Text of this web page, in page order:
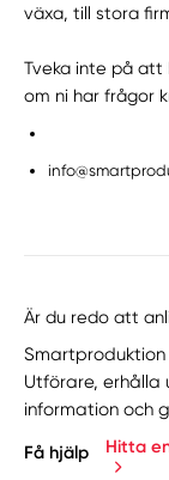
växa, till stora
Tveka inte på att
om ni har frågor
Är du redo att
Utförare,
information och
Få hjälp Hitta